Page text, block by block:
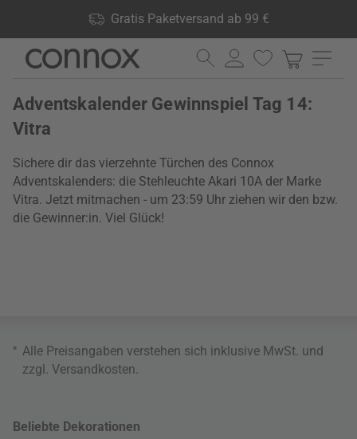
Gratis Paketversand ab 99 €
lagernd, 60 Tage Rückgaberecht
Direkt
Seiteninhalt
springen
Direkt
Suchfeld
springen
Adventskalender Gewinnspiel Tag 14:
Vitra
Sichere dir das vierzehnte Türchen des Connox
Adventskalenders: die Stehleuchte Akari 10A der Marke
Vitra. Jetzt mitmachen - um 23:59 Uhr ziehen wir den bzw.
die Gewinner:in. Viel Glück!
* Alle Preisangaben verstehen sich inklusive MwSt. und
zzgl. Versandkosten.
Beliebte Dekorationen